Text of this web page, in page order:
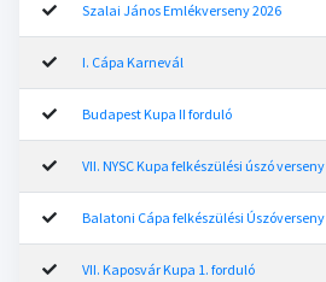
Szalai János Emlékverseny 2026
I. Cápa Karnevál
Budapest Kupa II forduló
VII. NYSC Kupa felkészülési úszó verseny
Balatoni Cápa felkészülési Úszóverseny
VII. Kaposvár Kupa 1. forduló